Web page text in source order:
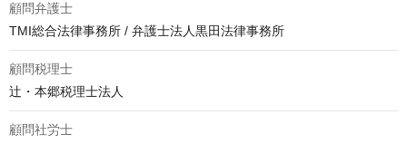
顧問弁護士
TMI総合法律事務所 / 弁護士法人黒田法律事務所
顧問税理士
辻・本郷税理士法人
顧問社労士